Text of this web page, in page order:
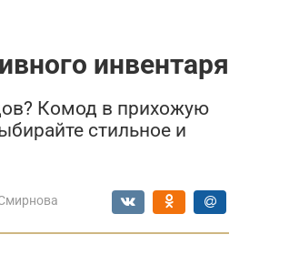
инвентаря
Комод в прихожую
стильное и